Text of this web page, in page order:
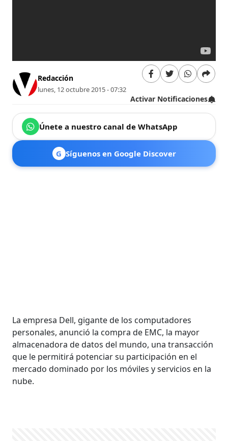
Redacción
lunes, 12 octubre 2015 - 07:32
Activar Notificaciones
Únete a nuestro canal de WhatsApp
G Síguenos en Google Discover
La empresa Dell, gigante de los computadores
personales, anunció la compra de EMC, la mayor
almacenadora de datos del mundo, una transacción
que le permitirá potenciar su participación en el
mercado dominado por los móviles y servicios en la
nube.